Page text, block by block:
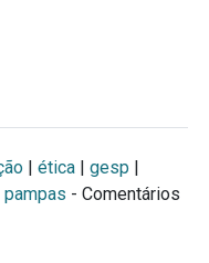
ética gesp
- Comentários